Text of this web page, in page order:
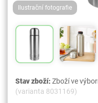
Ilustrační fotografie
Stav zboží:Zboží ve
(varianta 8031169)